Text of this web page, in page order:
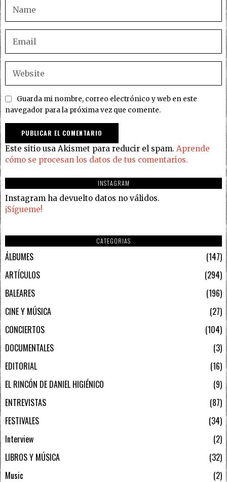
Guarda mi nombre, correo electrónico y web en este
navegador para la próxima vez que comente.
Este sitio usa Akismet para reducir el spam. Aprende
cómo se procesan los datos de tus comentarios.
INSTAGRAM
Instagram ha devuelto datos no válidos.
¡Sígueme!
CATEGORIAS
ÁLBUMES
147
ARTÍCULOS
294
BALEARES
196
CINE Y MÚSICA
27
CONCIERTOS
104
DOCUMENTALES
3
EDITORIAL
16
EL RINCÓN DE DANIEL HIGIÉNICO
9
ENTREVISTAS
87
FESTIVALES
34
Interview
2
LIBROS Y MÚSICA
32
Music
2